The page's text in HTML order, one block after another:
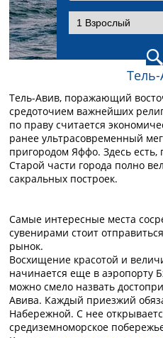
Тель-Авив, поражающий
средоточием важнейших
по праву считается
ранее ультрасовременный
пригородом Яффо. Здесь есть,
Старой части города полно
сакральных построек.
Самые интересные места
сувенирами стоит
рынок.
Восхищение красотой и
начинается еще в аэропорту
можно смело назвать
Авива. Каждый приезжий
Набережной. С нее
средиземноморское